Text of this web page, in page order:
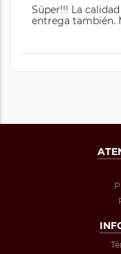
Súper!!! La
entrega también.